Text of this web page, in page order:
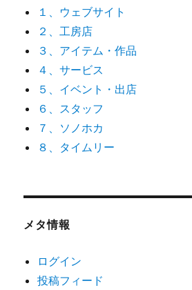
１、ウェブサイト
２、工房店
３、アイテム・作品
４、サービス
５、イベント・出店
６、スタッフ
７、ソノホカ
８、タイムリー
メタ情報
ログイン
投稿フィード